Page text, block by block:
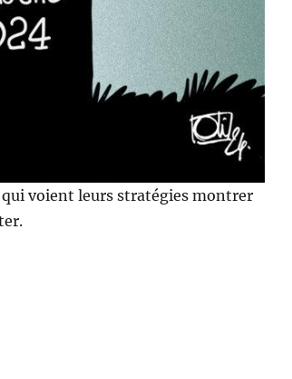
qui voient leurs stratégies montrer